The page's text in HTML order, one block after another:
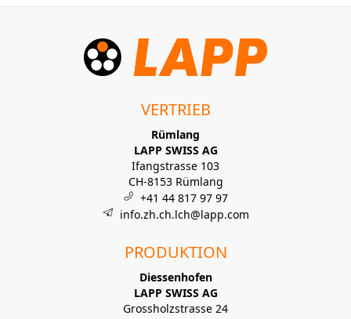
VERTRIEB
Rümlang
LAPP SWISS AG
Ifangstrasse 103
CH-8153 Rümlang
+41 44 817 97 97
info.zh.ch.lch@lapp.com
PRODUKTION
Diessenhofen
LAPP SWISS AG
Grossholzstrasse 24